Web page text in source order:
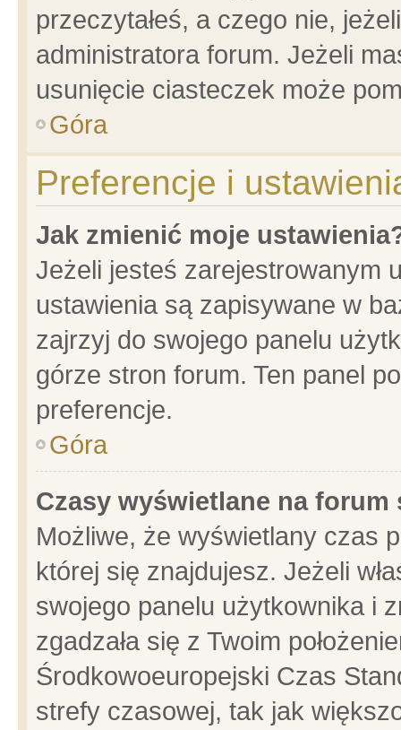
przeczytałeś, a czego nie,
administratora forum. Jeżeli
usunięcie ciasteczek może
Góra
Preferencje i
Jak zmienić moje
Jeżeli jesteś zarejestrowanym
ustawienia są zapisywane w
zajrzyj do swojego panelu
górze stron forum. Ten panel
preferencje.
Góra
Czasy wyświetlane na forum
Możliwe, że wyświetlany czas
której się znajdujesz. Jeżeli
swojego panelu użytkownika i
zgadzała się z Twoim
Środkowoeuropejski Czas
strefy czasowej, tak jak